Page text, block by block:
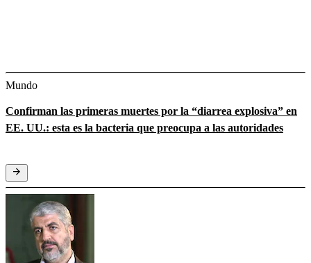
Mundo
Confirman las primeras muertes por la “diarrea explosiva” en
EE. UU.: esta es la bacteria que preocupa a las autoridades